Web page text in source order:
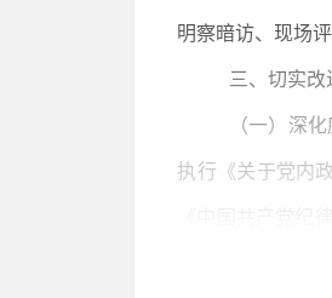
明察暗访、现场
三、切实
（一）深
执行《关于党内
联网＋”思维，